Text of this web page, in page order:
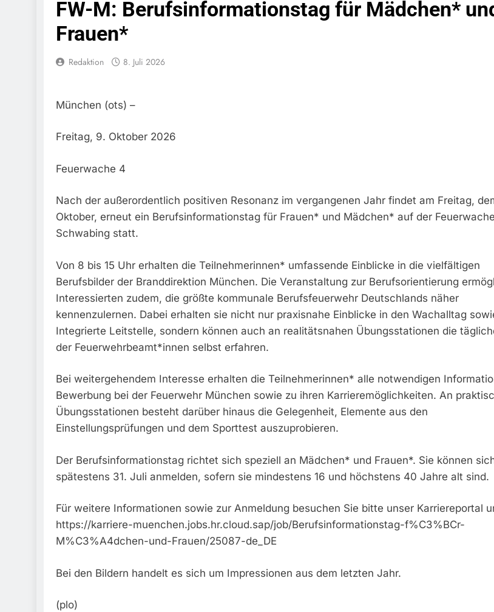
Bundespolizeidirektion München: Bundespolizei Kontrolliert
Bundespolizeidirektion München: Schneller Festgenommen Als
Bundespolizeidirektion München: Ausgesetzte Katze Am
HZA-R: Zoll Deckt Auf: Schrotthändler Erschleicht Rund 45.000
6. August 2026
Bundespolizeidirektion München: Update Zu Den
Bundespolizeidirektion München: Beinahekollision An
5. August 2026
FW-M: Berufsinformationstag für Mädchen*
Frauen*
Redaktion 8. Juli 2026
München (ots) –
Freitag, 9. Oktober 2026
Feuerwache 4
Nach der außerordentlich positiven Resonanz im vergangenen Jahr findet am Freitag,
Oktober, erneut ein Berufsinformationstag für Frauen* und Mädchen* auf der
Schwabing statt.
Von 8 bis 15 Uhr erhalten die Teilnehmerinnen* umfassende Einblicke in die vielfältigen
Berufsbilder der Branddirektion München. Die Veranstaltung zur Berufsorientierung
Interessierten zudem, die größte kommunale Berufsfeuerwehr Deutschlands näher
kennenzulernen. Dabei erhalten sie nicht nur praxisnahe Einblicke in den Wachalltag
Integrierte Leitstelle, sondern können auch an realitätsnahen Übungsstationen die
der Feuerwehrbeamt*innen selbst erfahren.
Bei weitergehendem Interesse erhalten die Teilnehmerinnen* alle notwendigen
Bewerbung bei der Feuerwehr München sowie zu ihren Karrieremöglichkeiten. An
Übungsstationen besteht darüber hinaus die Gelegenheit, Elemente aus den
Einstellungsprüfungen und dem Sporttest auszuprobieren.
Der Berufsinformationstag richtet sich speziell an Mädchen* und Frauen*. Sie können
spätestens 31. Juli anmelden, sofern sie mindestens 16 und höchstens 40 Jahre alt sind.
Für weitere Informationen sowie zur Anmeldung besuchen Sie bitte unser Karriereportal
https://karriere-muenchen.jobs.hr.cloud.sap/job/Berufsinformationstag-f%C3%BCr-
M%C3%A4dchen-und-Frauen/25087-de_DE
Bei den Bildern handelt es sich um Impressionen aus dem letzten Jahr.
(plo)